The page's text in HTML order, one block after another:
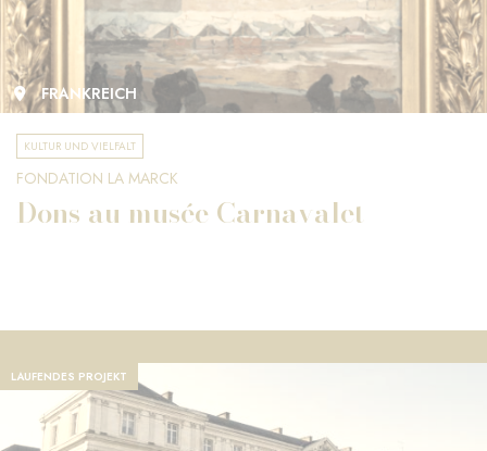
FRANKREICH
KULTUR UND VIELFALT
FONDATION LA MARCK
Dons au musée Carnavalet
LAUFENDES PROJEKT